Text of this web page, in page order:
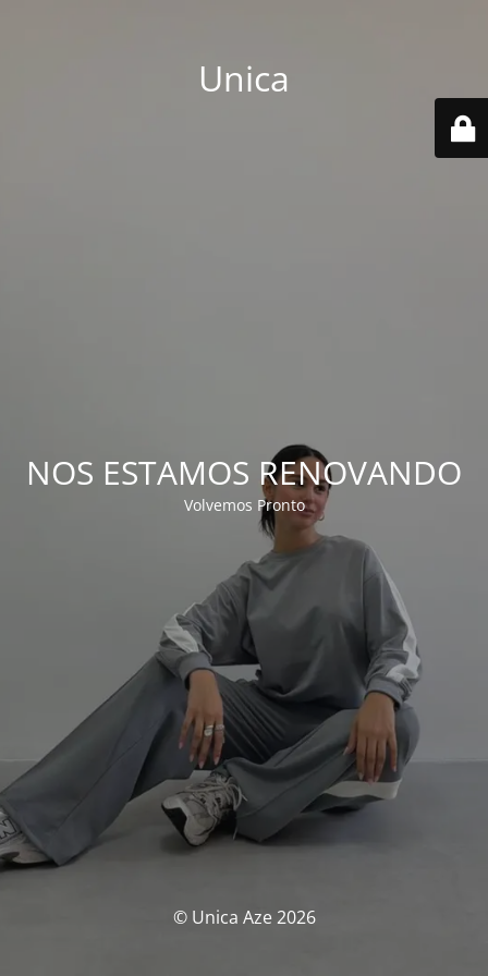
Unica
NOS ESTAMOS RENOVANDO
Volvemos Pronto
© Unica Aze 2026